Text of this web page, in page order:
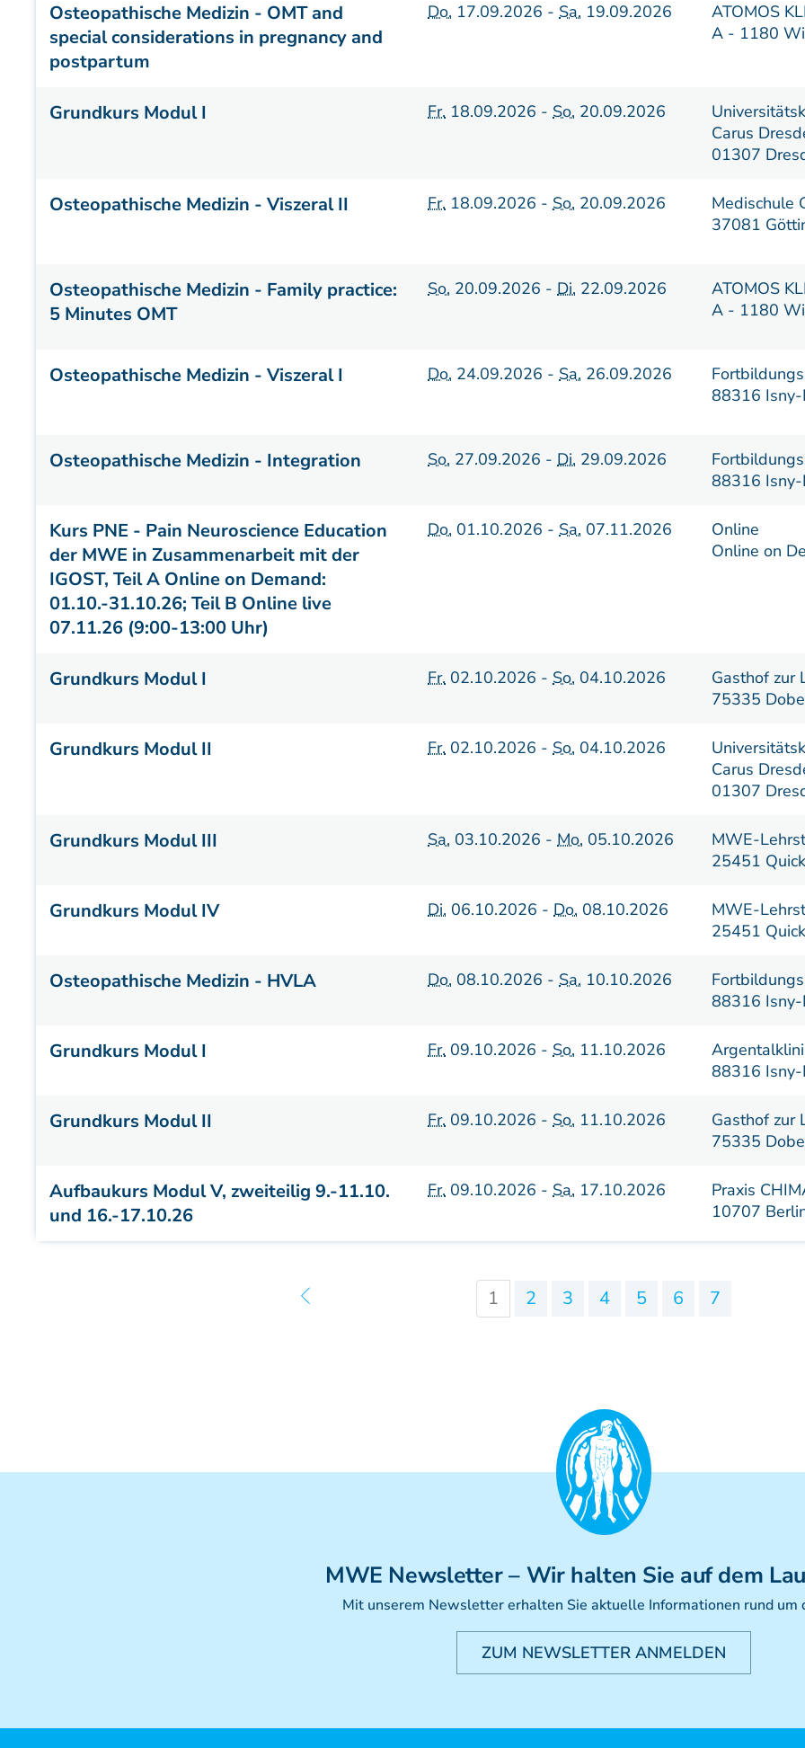
Osteopathische Medizin - OMT and
special considerations in pregnancy and
postpartum
Do. 17.09.2026 -Sa. 19.09.2026
ATOMOS
A - 1180
Grundkurs Modul I Fr. 18.09.2026 -So. 20.09.2026
Carus
01307
Osteopathische Medizin - Viszeral II Fr. 18.09.2026 -So. 20.09.2026
Medischule
37081
Osteopathische Medizin - Family practice:
5 Minutes OMT
So. 20.09.2026 -Di. 22.09.2026
ATOMOS
A - 1180
Osteopathische Medizin - Viszeral I Do. 24.09.2026 -Sa. 26.09.2026
88316 Isny-
Osteopathische Medizin - Integration So. 27.09.2026 -Di. 29.09.2026
88316 Isny-
Kurs PNE - Pain Neuroscience Education
der MWE in Zusammenarbeit mit der
IGOST, Teil A Online on Demand:
01.10.-31.10.26; Teil B Online live
07.11.26 (9:00-13:00 Uhr)
Do. 01.10.2026 -Sa. 07.11.2026
Online
Online on
Grundkurs Modul I Fr. 02.10.2026 -So. 04.10.2026
Gasthof zur
75335
Grundkurs Modul II Fr. 02.10.2026 -So. 04.10.2026
Carus
01307
Grundkurs Modul III Sa. 03.10.2026 -Mo. 05.10.2026
MWE-
25451
Grundkurs Modul IV Di. 06.10.2026 -Do. 08.10.2026
MWE-
25451
Osteopathische Medizin - HVLA Do. 08.10.2026 -Sa. 10.10.2026
88316 Isny-
Grundkurs Modul I Fr. 09.10.2026 -So. 11.10.2026
88316 Isny-
Grundkurs Modul II Fr. 09.10.2026 -So. 11.10.2026
Gasthof zur
75335
Aufbaukurs Modul V, zweiteilig 9.-11.10.
und 16.-17.10.26
Fr. 09.10.2026 -Sa. 17.10.2026
Praxis
10707
1 2 3 4 5 6 7
MWE Newsletter– Wir halten Sie auf dem
Mit unserem Newsletter erhalten Sie aktuelle Informationen rund um
ZUM NEWSLETTER ANMELDEN